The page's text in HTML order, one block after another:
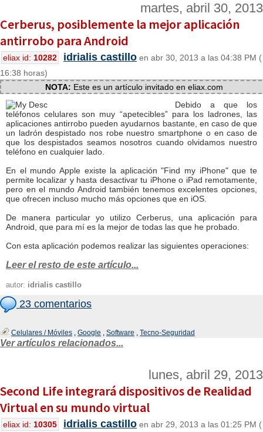
martes, abril 30, 2013
Cerberus, posiblemente la mejor aplicación
antirrobo para Android
eliax id: 10282 idrialis castillo en abr 30, 2013 a las 04:38 PM (
16:38 horas)
NOTA: Este es un artículo invitado en eliax.com
Debido a que los
teléfonos celulares son muy “apetecibles” para los ladrones, las
aplicaciones antirrobo pueden ayudarnos bastante, en caso de que
un ladrón despistado nos robe nuestro smartphone o en caso de
que los despistados seamos nosotros cuando olvidamos nuestro
teléfono en cualquier lado.
En el mundo Apple existe la aplicación "Find my iPhone" que te
permite localizar y hasta desactivar tu iPhone o iPad remotamente,
pero en el mundo Android también tenemos excelentes opciones,
que ofrecen incluso mucho más opciones que en iOS.
De manera particular yo utilizo Cerberus, una aplicación para
Android, que para mí es la mejor de todas las que he probado.
Con esta aplicación podemos realizar las siguientes operaciones:
Leer el resto de este artículo...
autor: idrialis castillo
23 comentarios
Celulares / Móviles , Google , Software , Tecno-Seguridad
Ver artículos relacionados...
lunes, abril 29, 2013
Second Life integrará dispositivos de Realidad
Virtual en su mundo virtual
eliax id: 10305 idrialis castillo en abr 29, 2013 a las 01:25 PM (